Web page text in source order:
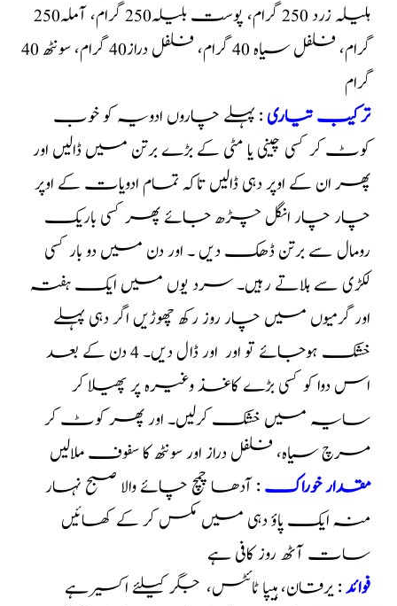
ہلیلہ زرد 250 گرام، پوست بلیلہ250 گرام، آملہ250
گرام، فلفل سیاہ 40 گرام، فلفل دراز40 گرام، سونٹھ 40
گرام
ترکیب تیاری: پہلے چاروں ادویہ کو خوب
کوٹ کر کسی چینی یا مٹی کے بڑے برتن میں ڈالیں اور
پھر ان کے اوپر دہی ڈالیں تاکہ تمام ادویات کے اوپر
چار چار انگل چڑھ جائے پھر کسی باریک
رومال سے برتن ڈھک دیں ۔ اور دن میں دو بار کسی
لکڑی سے ہلاتے رہیں۔ سرد یوں میں ایک ہفتہ
اور گرمیوں میں چار روز رکھ چھوڑیں اگر دہی پہلے
خشک ہوجائے تو اور اور ڈال دیں۔ 4 دن کے بعد
اس دوا کو کسی بڑے کاغذ وغیرہ پر پھیلا کر
سایہ میں خشک کرلیں۔ اور پھر کوٹ کر
مرچ سیاہ، فلفل دراز اور سونٹھ کا سفوف ملالیں
مقدار خوراک: آدھا چمچ چائے والا صبح نہار
منہ ایک پاؤ دہی میں مکس کر کے کھائیں
سات آٹھ روز کافی ہے
فوائد: یرقان، ہیپا ٹائٹس، جگر کیلئے اکسیرہے